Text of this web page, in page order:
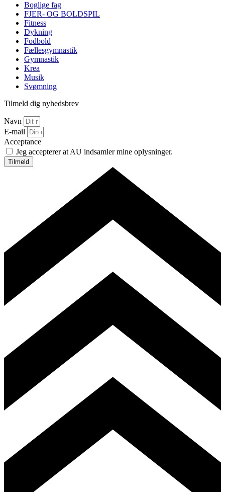
Boglige fag
FJER- OG BOLDSPIL
Fitness
Dykning
Fodbold
Fællesgymnastik
Gymnastik
Krea
Musik
Svømning
Tilmeld dig nyhedsbrev
Navn
E-mail
Acceptance
Jeg accepterer at AU indsamler mine oplysninger.
Tilmeld